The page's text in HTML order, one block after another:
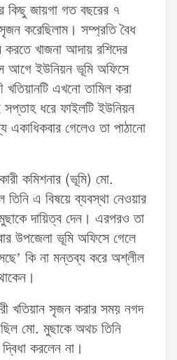
কিছু জায়গা গত বছরের ৭
করেছিলাম। সম্প্রতি বৈধ
করতে খাজনা আদায় রশিদের
আগে ইউনিয়ন ভূমি অফিসে
খতিয়ানটি এখনো তামিল করা
ধরে ফাইলটি ইউনিয়ন
একাধিকবার গেলেও তা পাঠানো
কমিশনার (ভূমি) মো.
তিনি এ বিষয়ে ব্যবস্থা নেওয়ার
দায়িত্ব দেন। এরপরও তা
উপজেলা ভূমি অফিসে গেলে
কি না মন্তব্য করে অশ্লীল
খতিয়ান সৃজন করার সময় নগদ
মো. মুছাকে অথচ তিনি
করলেন না।